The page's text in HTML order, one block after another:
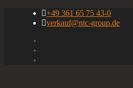
+49 361 65 75 43-0
verkauf@ntc-group.de